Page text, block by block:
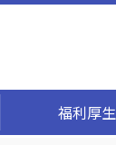
福利厚生